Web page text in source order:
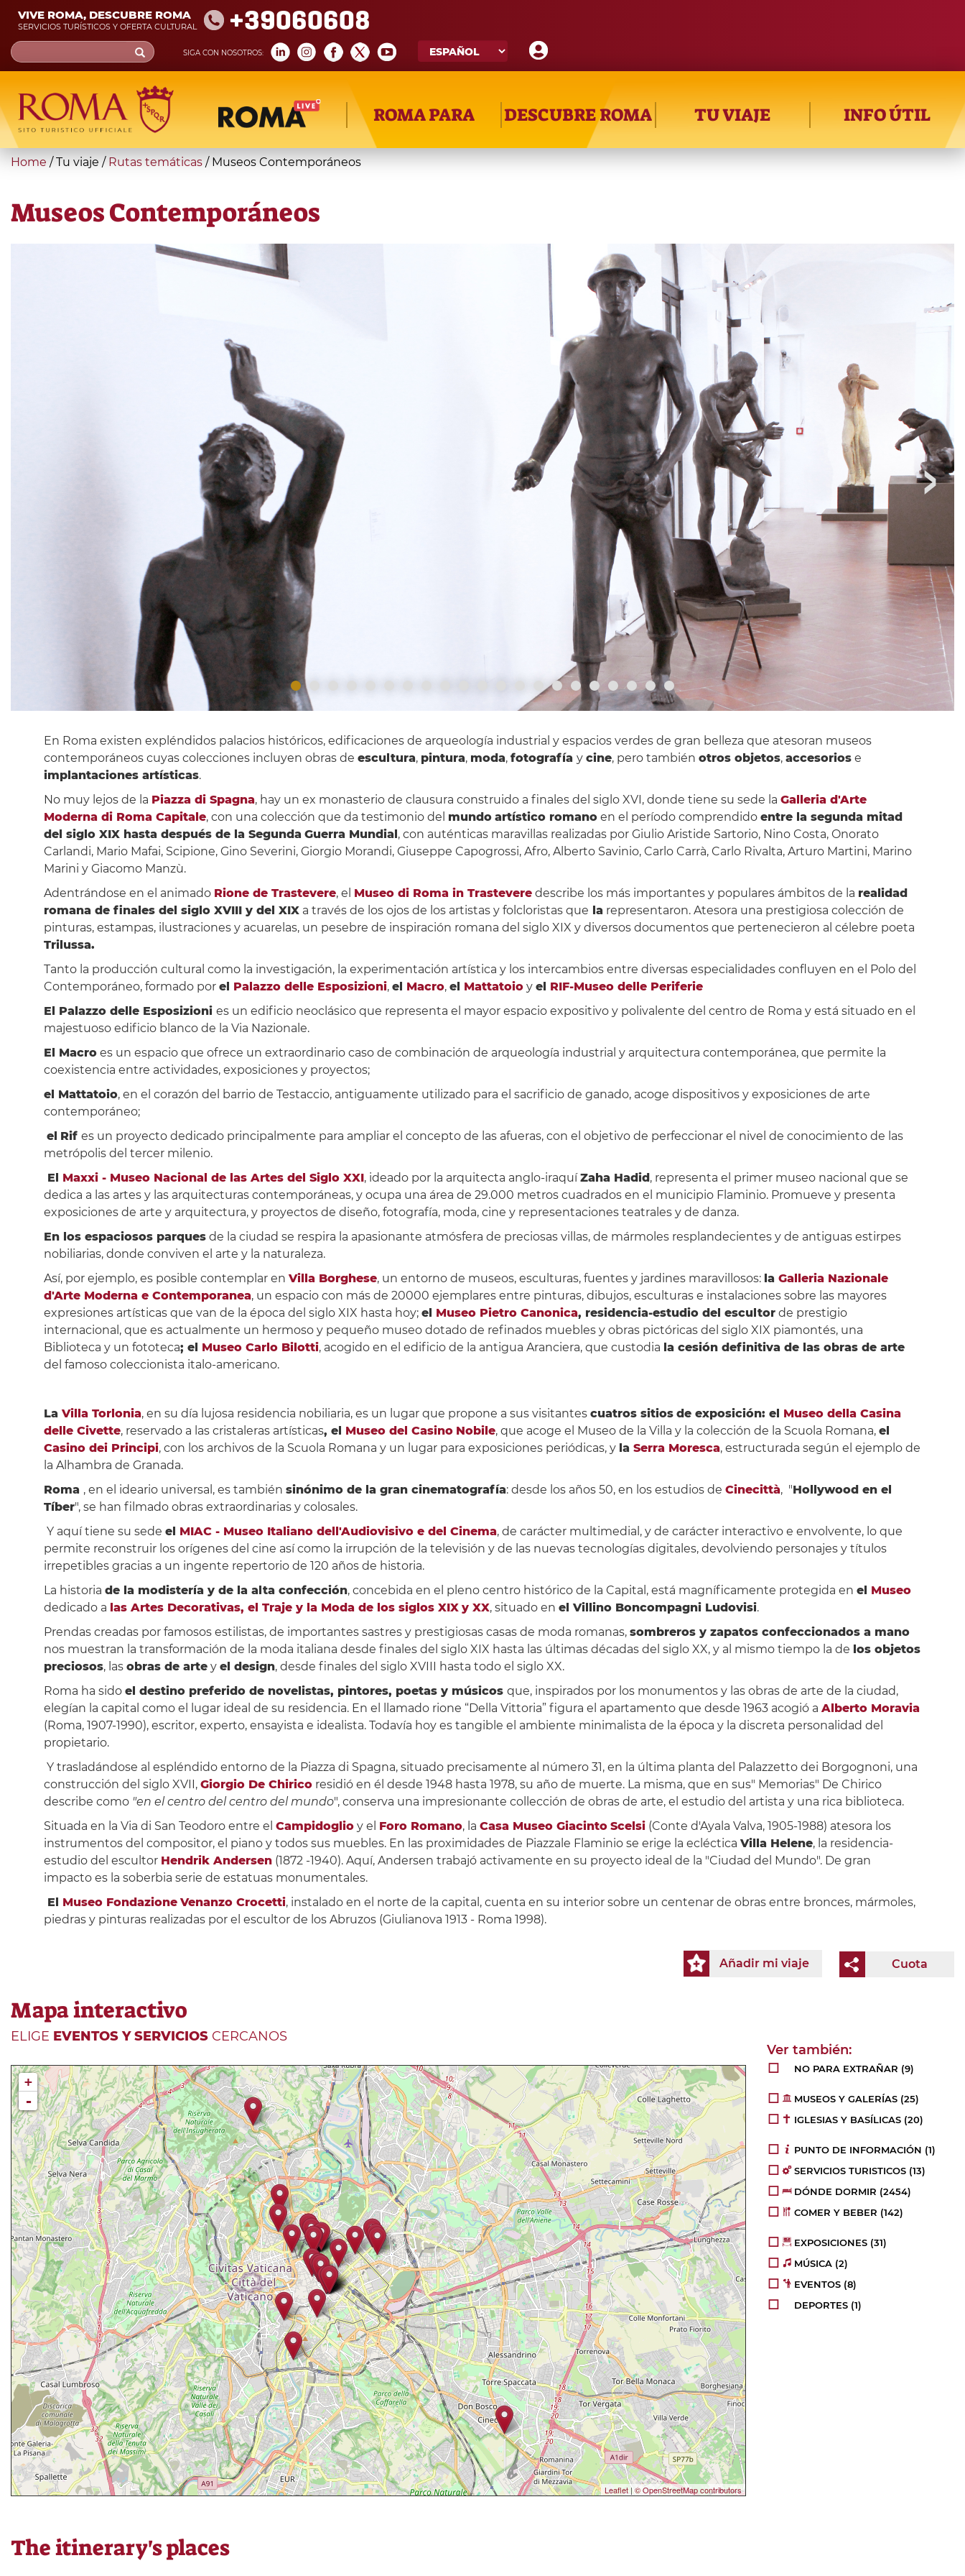
Skip
main
content
VIVE ROMA, DESCUBRE ROMA
SERVICIOS TURÍSTICOS Y OFERTA CULTURAL +39060608
SIGA CON NOSOTROS:
Search
form
Búsqueda
ROMA PARA DESCUBRE ROMA TU VIAJE INFO ÚTIL
You
here
Home / Tu viaje / Rutas temáticas / Museos Contemporáneos
Museos Contemporáneos
En Roma existen expléndidos palacios históricos, edificaciones de arqueología industrial y espacios verdes de gran belleza que atesoran museos
contemporáneos cuyas colecciones incluyen obras de escultura, pintura, moda, fotografía y cine, pero también otros objetos, accesoriose
implantaciones artísticas.
No muy lejos de la Piazza di Spagna, hay un ex monasterio de clausura construido a finales del siglo XVI, donde tiene su sede la Galleria d'Arte
Moderna di Roma Capitale, con una colección que da testimonio del mundo artístico romanoen el período comprendido entre la segunda mitad
del siglo XIX hasta después de la Segunda Guerra Mundial, con auténticas maravillas realizadas por Giulio Aristide Sartorio, Nino Costa, Onorato
Carlandi, Mario Mafai, Scipione, Gino Severini, Giorgio Morandi, Giuseppe Capogrossi, Afro, Alberto Savinio, Carlo Carrà, Carlo Rivalta, Arturo Martini, Marino
Marini y Giacomo Manzù.
Adentrándose en el animado Rione de Trastevere, el Museo di Roma in Trasteveredescribe los más importantes y populares ámbitos de la realidad
romana de finales del siglo XVIII y del XIXa través de los ojos de los artistas y folcloristas que la representaron. Atesora una prestigiosa colección de
pinturas, estampas, ilustraciones y acuarelas, un pesebre de inspiración romana del siglo XIX y diversos documentos que pertenecieron al célebre poeta
Trilussa.
Tanto la producción cultural como la investigación, la experimentación artística y los intercambios entre diversas especialidades confluyen en el Polo del
Contemporáneo, formado por el Palazzo delle Esposizioni, el Macro, el Mattatoioy el RIF-Museo delle Periferie
El Palazzo delle Esposizioni es un edificio neoclásico que representa el mayor espacio expositivo y polivalente del centro de Roma y está situado en el
majestuoso edificio blanco de la Via Nazionale.
El Macroes un espacio que ofrece un extraordinario caso de combinación de arqueología industrial y arquitectura contemporánea, que permite la
coexistencia entre actividades, exposiciones y proyectos;
el Mattatoio, en el corazón del barrio de Testaccio, antiguamente utilizado para el sacrificio de ganado, acoge dispositivos y exposiciones de arte
contemporáneo;
el Rif es un proyecto dedicado principalmente para ampliar el concepto de las afueras, con el objetivo de perfeccionar el nivel de conocimiento de las
metrópolis del tercer milenio.
El Maxxi - Museo Nacional de las Artes del Siglo XXI, ideado por la arquitecta anglo-iraquíZaha Hadid, representa el primer museo nacional que se
dedica a las artes y las arquitecturas contemporáneas, y ocupa una área de 29.000 metros cuadrados en el municipio Flaminio. Promueve y presenta
exposiciones de arte y arquitectura, y proyectos de diseño, fotografía, moda, cine y representaciones teatrales y de danza.
En los espaciosos parquesde la ciudad se respira la apasionante atmósfera de preciosas villas, de mármoles resplandecientes y de antiguas estirpes
nobiliarias, donde conviven el arte y la naturaleza.
Así, por ejemplo, es posible contemplar en Villa Borghese, un entorno de museos, esculturas, fuentes y jardines maravillosos: la Galleria Nazionale
d'Arte Moderna e Contemporanea, un espacio con más de 20000 ejemplares entre pinturas, dibujos, esculturas e instalaciones sobre las mayores
expresiones artísticas que van de la época del siglo XIX hasta hoy; el Museo Pietro Canonica, residencia-estudio del escultorde prestigio
internacional, que es actualmente un hermoso y pequeño museo dotado de refinados muebles y obras pictóricas del siglo XIX piamontés, una
Biblioteca y un fototeca; el Museo Carlo Bilotti, acogido en el edificio de la antigua Aranciera, que custodia la cesión definitiva de las obras de arte
del famoso coleccionista italo-americano.
La Villa Torlonia, en su día lujosa residencia nobiliaria, es un lugar que propone a sus visitantes cuatros sitios de exposición: el Museo della Casina
delle Civette, reservado a las cristaleras artísticas, el Museo del Casino Nobile, que acoge el Museo de la Villa y la colección de la Scuola Romana, el
Casino dei Principi, con los archivos de la Scuola Romana y un lugar para exposiciones periódicas, y la Serra Moresca, estructurada según el ejemplo de
la Alhambra de Granada.
Roma , en el ideario universal, es también sinónimo de la gran cinematografía: desde los años 50, en los estudios de Cinecittà, "Hollywood en el
Tíber", se han filmado obras extraordinarias y colosales.
Y aquí tiene su sede el MIAC - Museo Italiano dell'Audiovisivo e del Cinema, de carácter multimedial, y de carácter interactivo e envolvente, lo que
permite reconstruir los orígenes del cine así como la irrupción de la televisión y de las nuevas tecnologías digitales, devolviendo personajes y títulos
irrepetibles gracias a un ingente repertorio de 120 años de historia.
La historia de la modistería y de la alta confección, concebida en el pleno centro histórico de la Capital, está magníficamente protegida en el Museo
dedicado a las Artes Decorativas, el Traje y la Moda de los siglos XIX y XX, situado en el Villino Boncompagni Ludovisi.
Prendas creadas por famosos estilistas, de importantes sastres y prestigiosas casas de moda romanas, sombreros y zapatos confeccionados a mano
nos muestran la transformación de la moda italiana desde finales del siglo XIX hasta las últimas décadas del siglo XX, y al mismo tiempo la de los objetos
preciosos, las obras de artey el design, desde finales del siglo XVIII hasta todo el siglo XX.
Roma ha sido el destino preferido de novelistas, pintores, poetas y músicos que, inspirados por los monumentos y las obras de arte de la ciudad,
elegían la capital como el lugar ideal de su residencia. En el llamado rione “Della Vittoria” figura el apartamento que desde 1963 acogió a Alberto Moravia
(Roma, 1907-1990), escritor, experto, ensayista e idealista. Todavía hoy es tangible el ambiente minimalista de la época y la discreta personalidad del
propietario.
Y trasladándose al espléndido entorno de la Piazza di Spagna, situado precisamente al número 31, en la última planta del Palazzetto dei Borgognoni, una
construcción del siglo XVII, Giorgio De Chiricoresidió en él desde 1948 hasta 1978, su año de muerte. La misma, que en sus" Memorias" De Chirico
describe como "en el centro del centro del mundo", conserva una impresionante collección de obras de arte, el estudio del artista y una rica biblioteca.
Situada en la Via di San Teodoro entre el Campidoglioy el Foro Romano, la Casa Museo Giacinto Scelsi (Conte d'Ayala Valva, 1905-1988) atesora los
instrumentos del compositor, el piano y todos sus muebles. En las proximidades de Piazzale Flaminio se erige la ecléctica Villa Helene, la residencia-
estudio del escultor Hendrik Andersen(1872 -1940). Aquí, Andersen trabajó activamente en su proyecto ideal de la "Ciudad del Mundo". De gran
impacto es la soberbia serie de estatuas monumentales.
El Museo Fondazione Venanzo Crocetti, instalado en el norte de la capital, cuenta en su interior sobre un centenar de obras entre bronces, mármoles,
piedras y pinturas realizadas por el escultor de los Abruzos (Giulianova 1913 - Roma 1998).
Cuota
Añadir mi viaje
Mapa interactivo
ELIGE EVENTOS Y SERVICIOS CERCANOS
+
-
Leaflet |© OpenStreetMap contributors
NO PARA EXTRAÑAR (10)
MUSEOS Y GALERÍAS (26)
IGLESIAS Y BASÍLICAS (21)
PUNTO DE INFORMACIÓN (1)
SERVICIOS TURISTICOS (13)
DÓNDE DORMIR (2454)
COMER Y BEBER (142)
EXPOSICIONES (31)
MÚSICA (2)
EVENTOS (10)
DEPORTES (1)
The itinerary's places